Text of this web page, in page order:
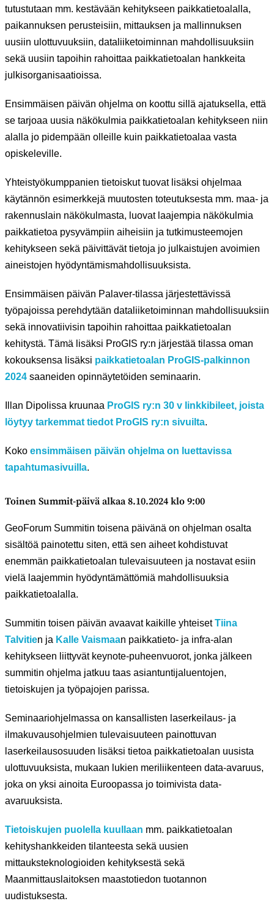
tutustutaan mm. kestävään kehitykseen paikkatietoalalla,
paikannuksen perusteisiin, mittauksen ja mallinnuksen
uusiin ulottuvuuksiin, dataliiketoiminnan mahdollisuuksiin
sekä uusiin tapoihin rahoittaa paikkatietoalan hankkeita
julkisorganisaatioissa.
Ensimmäisen päivän ohjelma on koottu sillä ajatuksella, että
se tarjoaa uusia näkökulmia paikkatietoalan kehitykseen niin
alalla jo pidempään olleille kuin paikkatietoalaa vasta
opiskeleville.
Yhteistyökumppanien tietoiskut tuovat lisäksi ohjelmaa
käytännön esimerkkejä muutosten toteutuksesta mm. maa- ja
rakennuslain näkökulmasta, luovat laajempia näkökulmia
paikkatietoa pysyvämpiin aiheisiin ja tutkimusteemojen
kehitykseen sekä päivittävät tietoja jo julkaistujen avoimien
aineistojen hyödyntämismahdollisuuksista.
Ensimmäisen päivän Palaver-tilassa järjestettävissä
työpajoissa perehdytään dataliiketoiminnan mahdollisuuksiin
sekä innovatiivisin tapoihin rahoittaa paikkatietoalan
kehitystä. Tämä lisäksi ProGIS ry:n järjestää tilassa oman
kokouksensa lisäksi paikkatietoalan ProGIS-palkinnon
2024 saaneiden opinnäytetöiden seminaarin.
Illan Dipolissa kruunaa ProGIS ry:n 30 v linkkibileet, joista
löytyy tarkemmat tiedot ProGIS ry:n sivuilta.
Koko ensimmäisen päivän ohjelma on luettavissa
tapahtumasivuilla.
Toinen Summit-päivä alkaa 8.10.2024 klo 9:00
GeoForum Summitin toisena päivänä on ohjelman osalta
sisältöä painotettu siten, että sen aiheet kohdistuvat
enemmän paikkatietoalan tulevaisuuteen ja nostavat esiin
vielä laajemmin hyödyntämättömiä mahdollisuuksia
paikkatietoalalla.
Summitin toisen päivän avaavat kaikille yhteisetTiina
Talvitien ja Kalle Vaismaan paikkatieto- ja infra-alan
kehitykseen liittyvät keynote-puheenvuorot, jonka jälkeen
summitin ohjelma jatkuu taas asiantuntijaluentojen,
tietoiskujen ja työpajojen parissa.
Seminaariohjelmassa on kansallisten laserkeilaus- ja
ilmakuvausohjelmien tulevaisuuteen painottuvan
laserkeilausosuuden lisäksi tietoa paikkatietoalan uusista
ulottuvuuksista, mukaan lukien meriliikenteen data-avaruus,
joka on yksi ainoita Euroopassa jo toimivista data-
avaruuksista.
Tietoiskujen puolella kuullaan mm. paikkatietoalan
kehityshankkeiden tilanteesta sekä uusien
mittauksteknologioiden kehityksestä sekä
Maanmittauslaitoksen maastotiedon tuotannon
uudistuksesta.